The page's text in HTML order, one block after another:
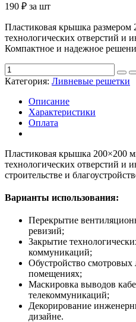
190 ₽ за шт
Пластиковая крышка
технологических отверстий
Компактное и надежное
Категория: Ливневые решетки
Описание
Характеристики
Оплата
Пластиковая крышка 200×200
технологических отверстий
строительстве и
Варианты использования:
Перекрытие
ревизий;
Закрытие
коммуникаций;
Обустройство
помещениях;
Маскировка выводов
телекоммуникаций;
Декорирование
дизайне.